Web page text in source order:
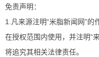
免责声明：
1.凡来源注明“米脂新闻网”
在授权范围内使用，并注明“
将追究其相关法律责任。